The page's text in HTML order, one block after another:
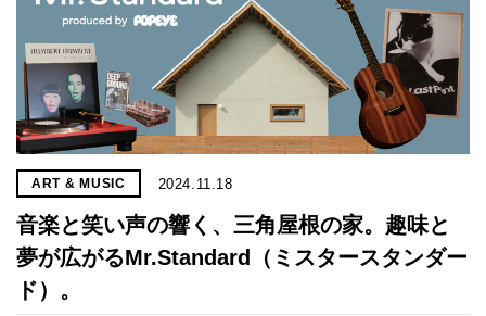
ART & MUSIC 2024.11.18
音楽と笑い声の響く、三角屋根の家。趣味と
夢が広がるMr.Standard（ミスタースタンダー
ド）。